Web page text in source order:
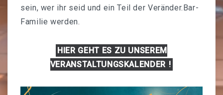
MITMACHEN
Mitmachort
Programm
sein, wer ihr seid und ein Teil der Veränder.Bar-
Familie werden.
HIER GEHT ES ZU UNSEREM
VERANSTALTUNGSKALENDER !